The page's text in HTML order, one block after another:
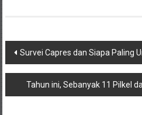
Navigasi
pos
Survei Capres dan Siapa Paling
Tahun ini, Sebanyak 11 Pilkel